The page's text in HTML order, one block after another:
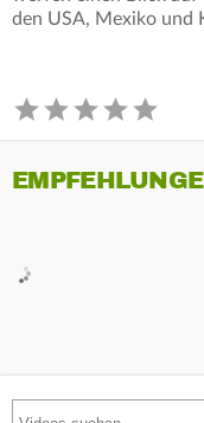
den USA, Mexiko und